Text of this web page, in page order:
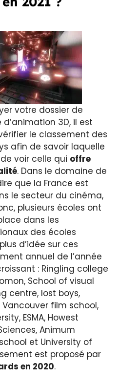
votre dossier de
3D, il est
le classement des
afin de savoir laquelle
voir celle qui offre
. Dans le domaine de
que la France est
le secteur du cinéma,
plusieurs écoles ont
dans les
des écoles
d’idée sur ces
annuel de l’année
: Ringling college
School of visual
centre, lost boys,
Vancouver film school,
ESMA, Howest
Animum
et University of
est proposé par
en 2020.